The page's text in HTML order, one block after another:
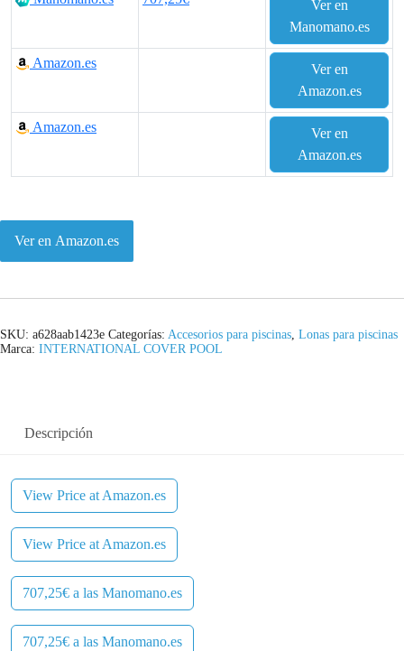
Ver en
Manomano.es
Amazon.es
Ver en
Amazon.es
Amazon.es
Ver en
Amazon.es
Ver en Amazon.es
SKU: a628aab1423e Categorías: Accesorios para piscinas, Lonas para piscinas
Marca: INTERNATIONAL COVER POOL
Descripción
View Price at Amazon.es
View Price at Amazon.es
707,25€ a las Manomano.es
707,25€ a las Manomano.es